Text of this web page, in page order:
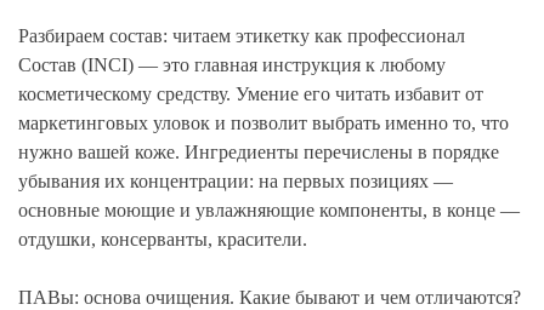
Разбираем состав: читаем этикетку как профессионал
Состав (INCI) — это главная инструкция к любому
косметическому средству. Умение его читать избавит от
маркетинговых уловок и позволит выбрать именно то, что
нужно вашей коже. Ингредиенты перечислены в порядке
убывания их концентрации: на первых позициях —
основные моющие и увлажняющие компоненты, в конце —
отдушки, консерванты, красители.
ПАВы: основа очищения. Какие бывают и чем отличаются?